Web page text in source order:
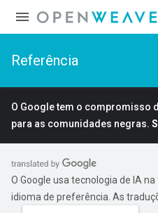
Referência
O Google tem o compromisso
para as comunidades negras.
O Google usa tecnologia de IA
idioma de preferência. As